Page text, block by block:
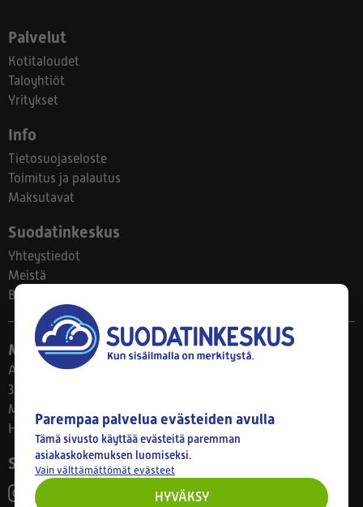
Palvelut
Kotitaloudet
Taloyhtiöt
Yritykset
Info
Tietosuojaseloste
Toimitus ja palautus
Maksutavat
Suodatinkeskus
Yhteystiedot
Meistä
Blogi
Myymälä
Ahlmanintie 61
33800 Tampere
Ma–Pe 8–17
Huom! Myymälän poikkeusaukiolot: 27.7.-21.8. klo 8-16
Seuraa meitä
Parempaa palvelua evästeiden avulla
Tämä sivusto käyttää evästeitä paremman
asiakaskokemuksen luomiseksi.
Vain välttämättömät evästeet
HYVÄKSY